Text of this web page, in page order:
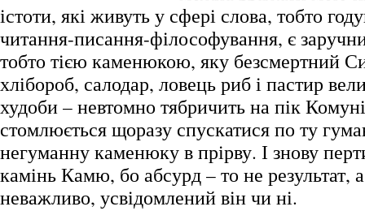
істоти, які живуть у сфері слова, тобто
читання-писання-філософування, є
тобто тією каменюкою, яку безсмертний
хлібороб, салодар, ловець риб і пастир
худоби – невтомно тябричить на пік
стомлюється щоразу спускатися по ту
негуманну каменюку в прірву. І знову
камінь Камю, бо абсурд – то не результат,
неважливо, усвідомлений він чи ні.